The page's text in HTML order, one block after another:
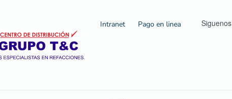
Intranet Pago en linea Siguenos